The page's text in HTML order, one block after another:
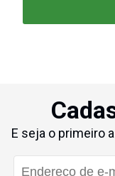
E seja o primeiro